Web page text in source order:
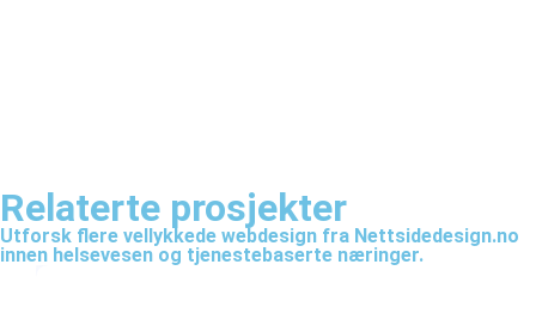
Relaterte prosjekter
Utforsk flere vellykkede webdesign fra Nettsidedesign.no
innen helsevesen og tjenestebaserte næringer.